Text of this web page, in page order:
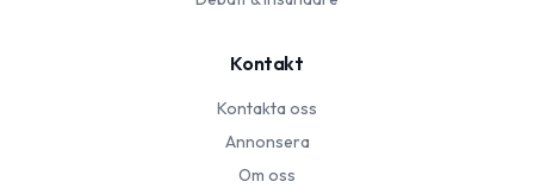
Kontakt
Kontakta oss
Annonsera
Om oss